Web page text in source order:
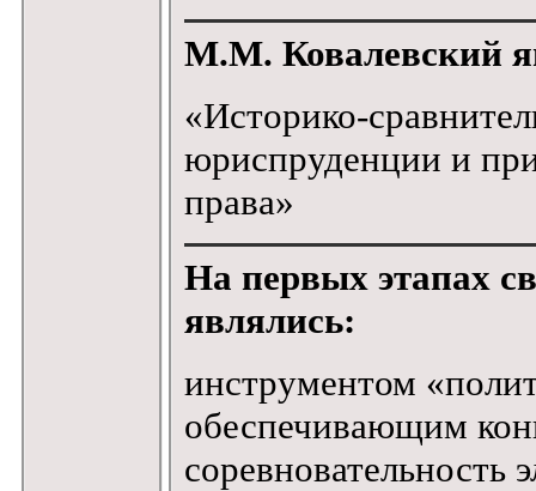
М.М. Ковалевский
«Историко-
юриспруденции и
права»
На первых этапах
являлись:
инструментом
обеспечивающим
соревновательность